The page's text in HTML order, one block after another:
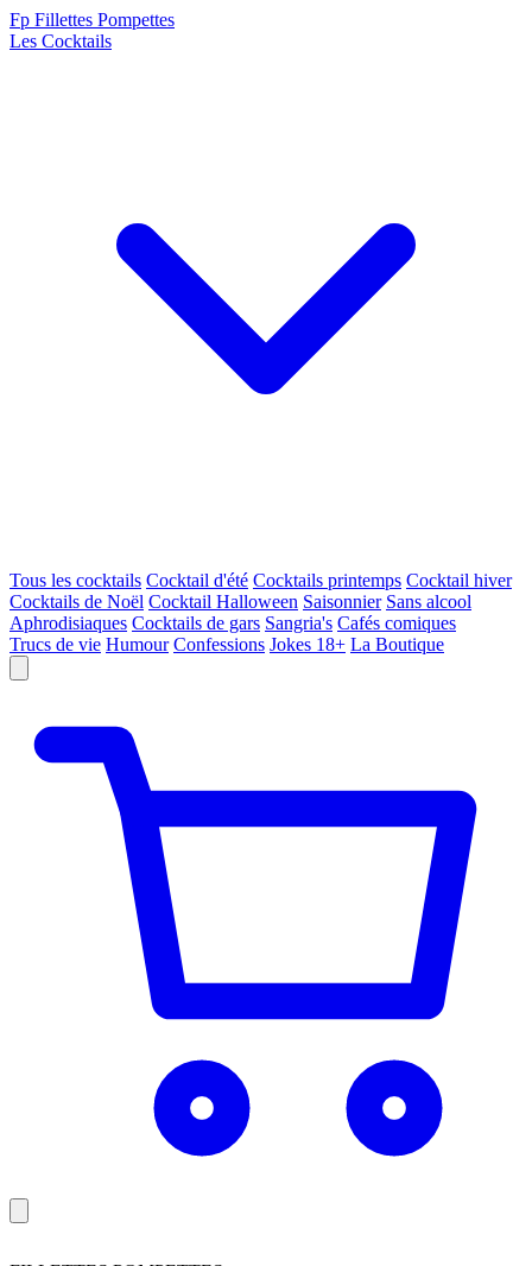
Fp Fillettes Pompettes
Les Cocktails
Tous les cocktails Cocktail d'été Cocktails printemps Cocktail hiver
Cocktails de Noël Cocktail Halloween Saisonnier Sans alcool
Aphrodisiaques Cocktails de gars Sangria's Cafés comiques
Trucs de vie Humour Confessions Jokes 18+ La Boutique